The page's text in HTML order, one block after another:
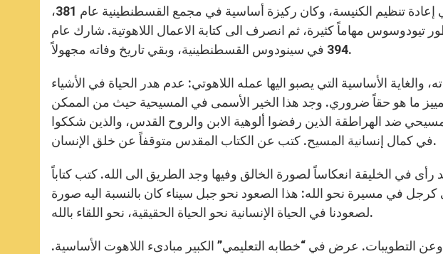
والتناقضات بين الكنائس. شارك بفعالية في إعادة تنظيم الكنيسة، وكان ركيزة أساسية في مجمع القسطنطينية عام 381،
تيودوسوس مهاماً كثيرة، ثم انصرف الى كتابة الاعمال اللاهوتية. شارك عام
394 في سينودوس القسطنطينية، وبقي تاريخ وفاته مجهولاً.
الأساسية التي يصبو اليها عمله اللاهوتي: عدم هدر الحياة في الأشياء
تمييز ما هو حقاً ضروري. وجد هذا الخير الأسمى في المسيحية حيث من الممكن
المسيحي ضد الهراطقة الذين رفضوا ألوهية الابن والروح القدس، والذين شككوا
في كمال إنسانية المسيح. كتب عن الكتاب المقدس متوقفاً عن خلق الإنسان.
في الخليقة انعكاساً لصورة الخالق وفيها وجد الطريق الى الله. كتب كتاباً
في مسيرة نحو الله: هذا الصعود نحو جبل سيناء كان بالنسبة اليه صورة
لصعودنا في الحياة الإنسانية نحو الحياة الحقيقية، نحو اللقاء بالله.
التطويبات. عرض في “خطابه التعليمي” الكبير مبادىء اللاهوت الأساسية.